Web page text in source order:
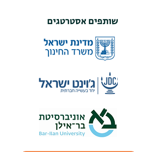
שותפים אסטרטגים